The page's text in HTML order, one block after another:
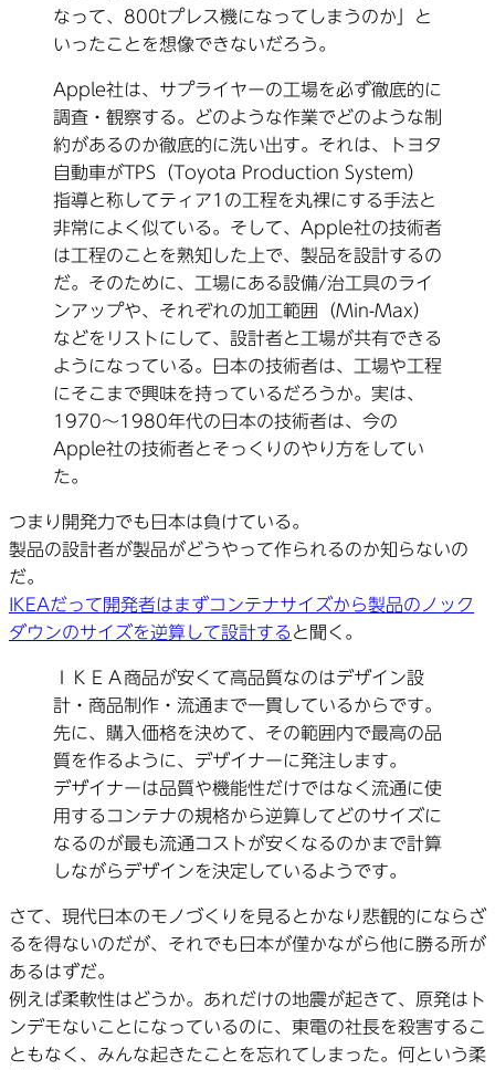
なって、800tプレス機になってしまうのか」と
いったことを想像できないだろう。
Apple社は、サプライヤーの工場を必ず徹底的に
調査・観察する。どのような作業でどのような制
約があるのか徹底的に洗い出す。それは、トヨタ
自動車がTPS（Toyota Production System）
指導と称してティア1の工程を丸裸にする手法と
非常によく似ている。そして、Apple社の技術者
は工程のことを熟知した上で、製品を設計するの
だ。そのために、工場にある設備/治工具のライ
ンアップや、それぞれの加工範囲（Min-Max）
などをリストにして、設計者と工場が共有できる
ようになっている。日本の技術者は、工場や工程
にそこまで興味を持っているだろうか。実は、
1970～1980年代の日本の技術者は、今の
Apple社の技術者とそっくりのやり方をしてい
た。
つまり開発力でも日本は負けている。
製品の設計者が製品がどうやって作られるのか知らないの
だ。
IKEAだって開発者はまずコンテナサイズから製品のノック
ダウンのサイズを逆算して設計する と聞く。
ＩＫＥＡ商品が安くて高品質なのはデザイン設
計・商品制作・流通まで一貫しているからです。
先に、購入価格を決めて、その範囲内で最高の品
質を作るように、デザイナーに発注します。
デザイナーは品質や機能性だけではなく流通に使
用するコンテナの規格から逆算してどのサイズに
なるのが最も流通コストが安くなるのかまで計算
しながらデザインを決定しているようです。
さて、現代日本のモノづくりを見るとかなり悲観的にならざ
るを得ないのだが、それでも日本が僅かながら他に勝る所が
あるはずだ。
例えば柔軟性はどうか。あれだけの地震が起きて、原発はト
ンデモないことになっているのに、東電の社長を殺害するこ
ともなく、みんな起きたことを忘れてしまった。何という柔